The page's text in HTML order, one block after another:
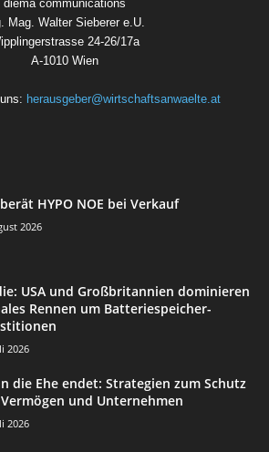
diema communications
Mag. Walter Sieberer e.U.
24-26/17a
A-1010 Wien
herausgeber@wirtschaftsanwaelte.at
HYPO NOE bei Verkauf
2026
USA und Großbritannien dominieren
Rennen um Batteriespeicher-
2026
die Ehe endet: Strategien zum Schutz
und Unternehmen
2026